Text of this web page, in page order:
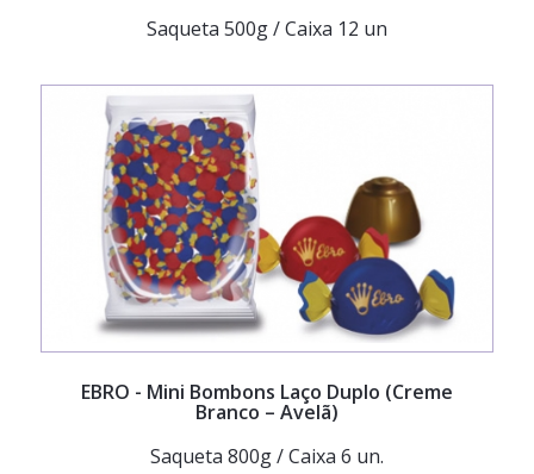
Saqueta 500g / Caixa 12 un
EBRO - Mini Bombons Laço Duplo (Creme
Branco – Avelã)
Saqueta 800g / Caixa 6 un.